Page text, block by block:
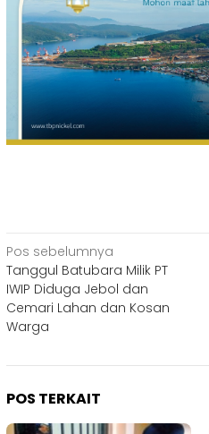
Navigasi
pos
Pos sebelumnya
Tanggul Batubara Milik PT
IWIP Diduga Jebol dan
Cemari Lahan dan Kosan
Warga
POS TERKAIT